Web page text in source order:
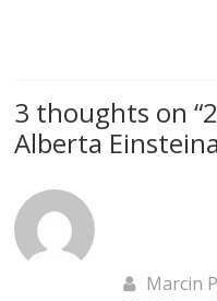
3 thoughts on “
Alberta
Marcin